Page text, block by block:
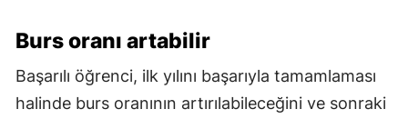
Burs oranı artabilir
Başarılı öğrenci, ilk yılını başarıyla tamamlaması
halinde burs oranının artırılabileceğini ve sonraki